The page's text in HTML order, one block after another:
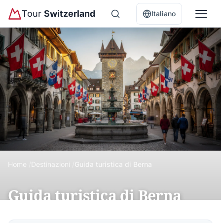
Tour Switzerland Italiano
Home Destinazioni Guida turistica di Berna
Guida turistica di Berna
Guida completa a Berna: centro storico UNESCO,